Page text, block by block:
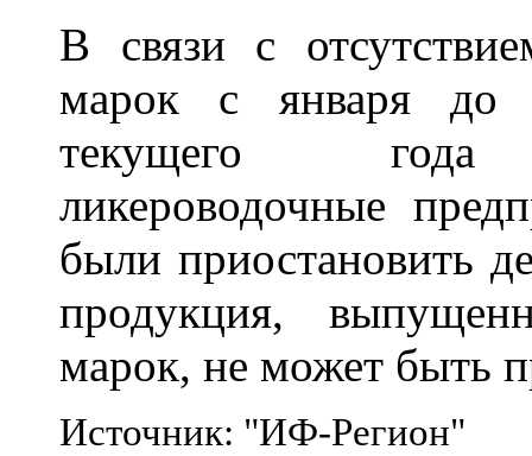
В связи с
марок с января до
текущего года
ликероводочные
были приостановить
продукция,
марок, не может быть
Источник: "ИФ-Регион"